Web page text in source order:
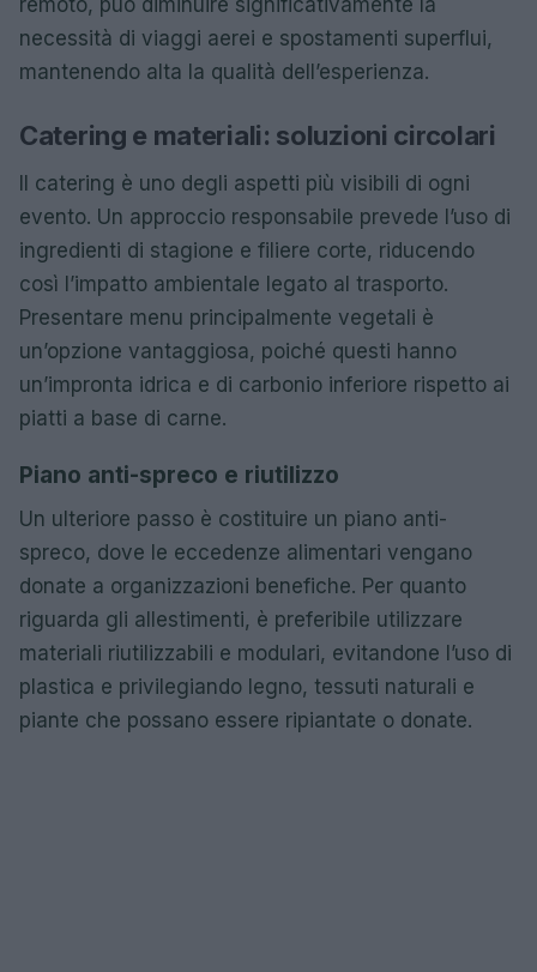
necessità di viaggi aerei e spostamenti superflui,
mantenendo alta la qualità dell’esperienza.
Catering e materiali: soluzioni circolari
Il catering è uno degli aspetti più visibili di ogni
evento. Un approccio responsabile prevede l’uso di
ingredienti di stagione e filiere corte, riducendo
così l’impatto ambientale legato al trasporto.
Presentare menu principalmente vegetali è
un’opzione vantaggiosa, poiché questi hanno
un’impronta idrica e di carbonio inferiore rispetto ai
piatti a base di carne.
Piano anti-spreco e riutilizzo
Un ulteriore passo è costituire un piano anti-
spreco, dove le eccedenze alimentari vengano
donate a organizzazioni benefiche. Per quanto
riguarda gli allestimenti, è preferibile utilizzare
materiali riutilizzabili e modulari, evitandone l’uso di
plastica e privilegiando legno, tessuti naturali e
piante che possano essere ripiantate o donate.